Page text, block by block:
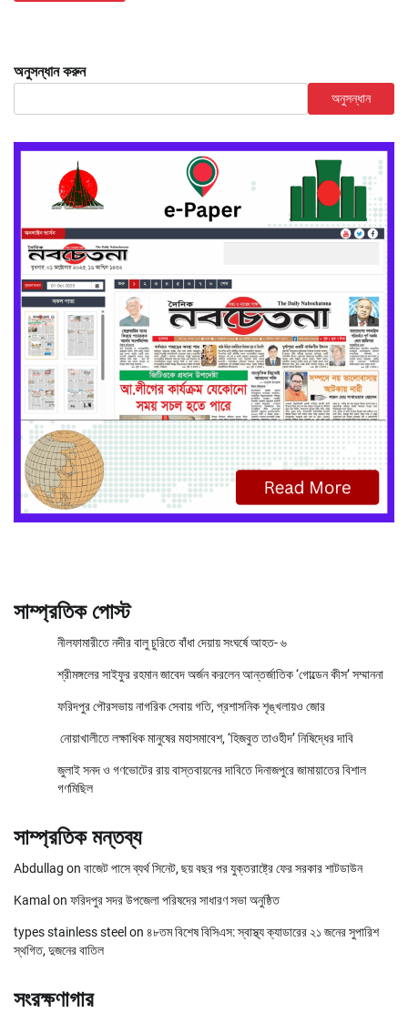
অনুসন্ধান করুন
অনুসন্ধান
সাম্প্রতিক পোস্ট
নীলফামারীতে নদীর বালু চুরিতে বাঁধা দেয়ায় সংঘর্ষে আহত- ৬
শ্রীমঙ্গলের সাইফুর রহমান জাবেদ অর্জন করলেন আন্তর্জাতিক ‘গোল্ডেন কীস’ সম্মাননা
ফরিদপুর পৌরসভায় নাগরিক সেবায় গতি, প্রশাসনিক শৃঙ্খলায়ও জোর
নোয়াখালীতে লক্ষাধিক মানুষের মহাসমাবেশ, ‘হিজবুত তাওহীদ’ নিষিদ্ধের দাবি
জুলাই সনদ ও গণভোটের রায় বাস্তবায়নের দাবিতে দিনাজপুরে জামায়াতের বিশাল
গণমিছিল
সাম্প্রতিক মন্তব্য
Abdullag on বাজেট পাসে ব্যর্থ সিনেট, ছয় বছর পর যুক্তরাষ্ট্রে ফের সরকার শাটডাউন
Kamalon ফরিদপুর সদর উপজেলা পরিষদের সাধারণ সভা অনুষ্ঠিত
types stainless steelon ৪৮তম বিশেষ বিসিএস: স্বাস্থ্য ক্যাডারের ২১ জনের সুপারিশ
স্থগিত, দুজনের বাতিল
সংরক্ষণাগার